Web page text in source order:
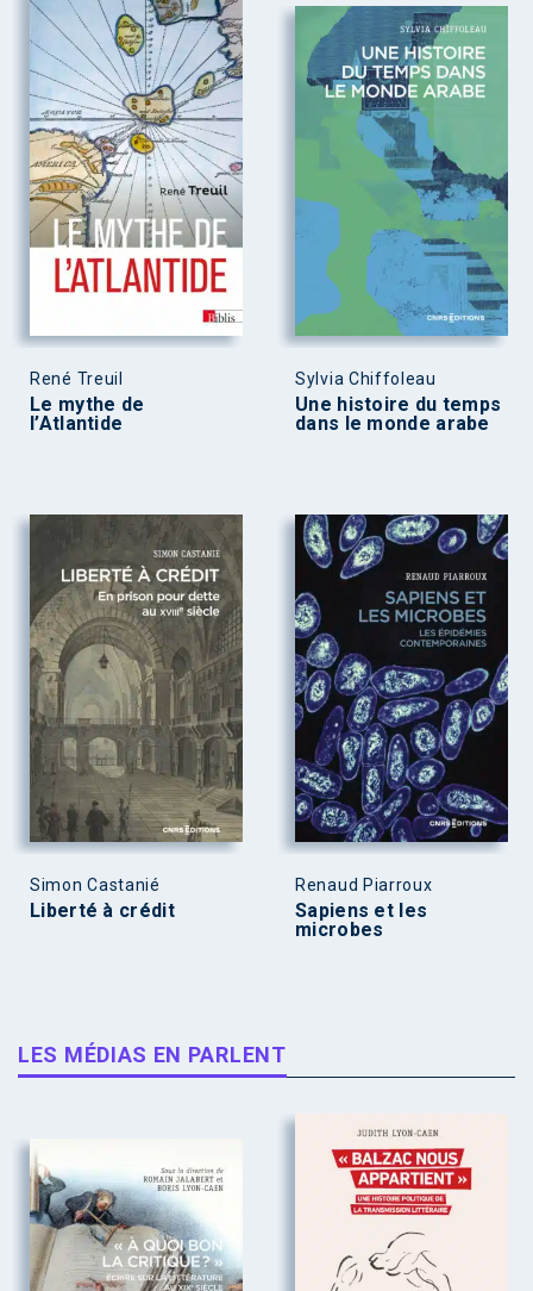
René Treuil
Le mythe de
l’Atlantide
Sylvia Chiffoleau
Une histoire du temps
dans le monde arabe
Simon Castanié
Liberté à crédit
Renaud Piarroux
Sapiens et les
microbes
LES MÉDIAS EN PARLENT